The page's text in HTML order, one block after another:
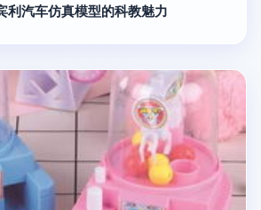
利汽车仿真模型的科教魅力